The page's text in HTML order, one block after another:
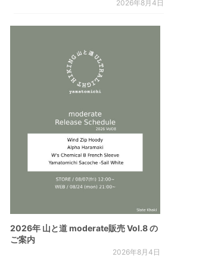
2026年8月4日
2026年 山と道 moderate販売 Vol.8 の
ご案内
2026年8月4日